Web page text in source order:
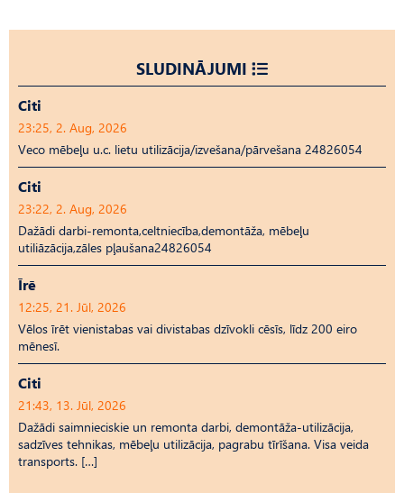
SLUDINĀJUMI
Citi
23:25, 2. Aug, 2026
Veco mēbeļu u.c. lietu utilizācija/izvešana/pārvešana 24826054
Citi
23:22, 2. Aug, 2026
Dažādi darbi-remonta,celtniecība,demontāža, mēbeļu
utiliāzācija,zāles pļaušana24826054
Īrē
12:25, 21. Jūl, 2026
Vēlos īrēt vienistabas vai divistabas dzīvokli cēsīs, līdz 200 eiro
mēnesī.
Citi
21:43, 13. Jūl, 2026
Dažādi saimnieciskie un remonta darbi, demontāža-utilizācija,
sadzīves tehnikas, mēbeļu utilizācija, pagrabu tīrīšana. Visa veida
transports. […]